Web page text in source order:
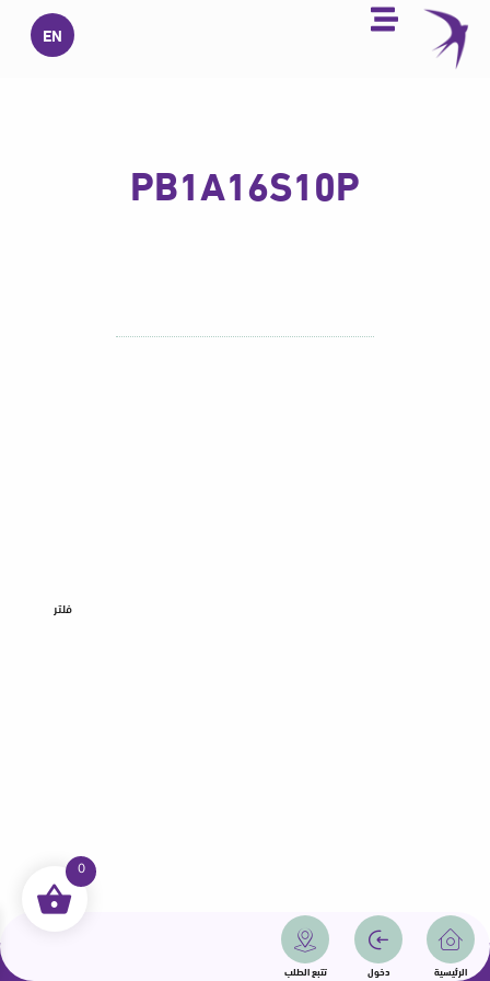
تخطي
المحتوى
EN
الرئيسية دخول تتبع الطلب
PB1A16S10P
فلتر
جميع الحقوق محفوظة | سمامة 2025 | دولة قطر
0